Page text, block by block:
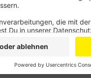
und dazu weitere
hier kämen auch bei den